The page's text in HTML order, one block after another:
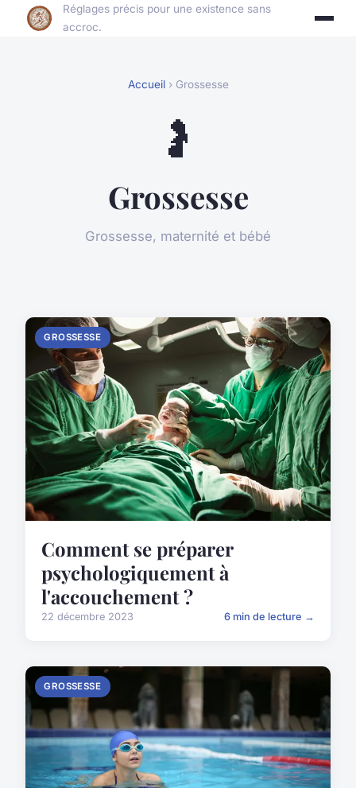
Réglages précis pour une existence sans
accroc.
Accueil› Grossesse
🤰
Grossesse
Grossesse, maternité et bébé
GROSSESSE
Comment se préparer
psychologiquement à
l'accouchement ?
22 décembre 2023 6 min de lecture →
GROSSESSE